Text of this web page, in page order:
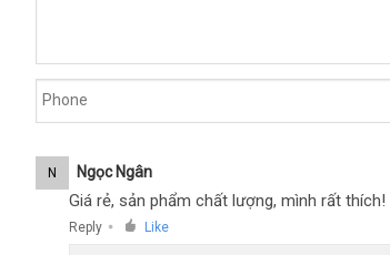
N Ngọc Ngân
Giá rẻ, sản phẩm chất lượng, mình rất thích!
Reply ● Like